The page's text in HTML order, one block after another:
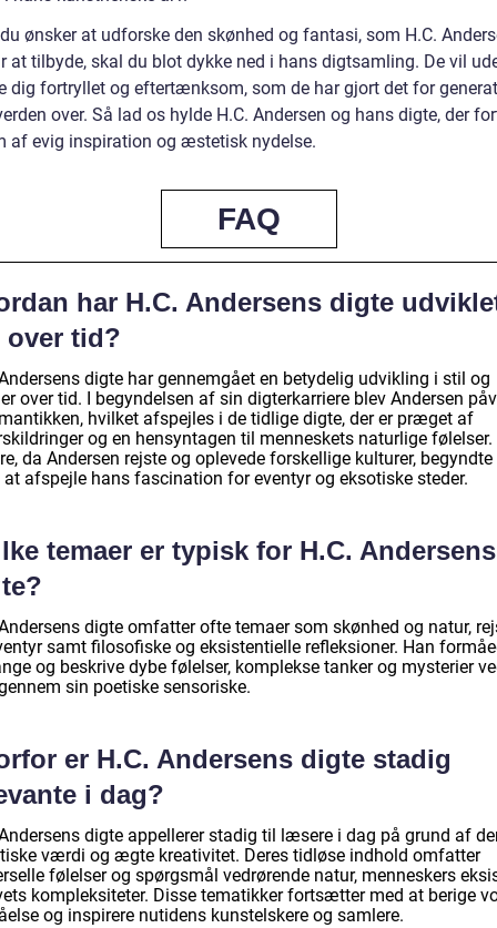
ønsker at udforske den skønhed og fantasi, som H.C.
at tilbyde, skal du blot dykke ned i hans digtsamling. De vil
dig fortryllet og eftertænksom, som de har gjort det for
over. Så lad os hylde H.C. Andersen og hans digte, der
af evig inspiration og æstetisk nydelse.
FAQ
har H.C. Andersens digte
over tid?
digte har gennemgået en betydelig udvikling i stil og
over tid. I begyndelsen af sin digterkarriere blev Andersen
hvilket afspejles i de tidlige digte, der er præget af
og en hensyntagen til menneskets naturlige følelser.
da Andersen rejste og oplevede forskellige kulturer,
at afspejle hans fascination for eventyr og eksotiske steder.
temaer er typisk for H.C. Andersens
digte omfatter ofte temaer som skønhed og natur,
samt filosofiske og eksistentielle refleksioner. Han
og beskrive dybe følelser, komplekse tanker og mysterier
sin poetiske sensoriske.
er H.C. Andersens digte stadig
i dag?
digte appellerer stadig til læsere i dag på grund af
værdi og ægte kreativitet. Deres tidløse indhold omfatter
følelser og spørgsmål vedrørende natur, menneskers
kompleksiteter. Disse tematikker fortsætter med at berige
og inspirere nutidens kunstelskere og samlere.